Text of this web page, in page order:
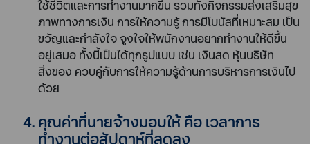
ใช้ชีวิตและการทำงานมากขึ้น รวมทั้งกิจกรรมส่งเสริมสุข
ภาพทางการเงิน การให้ความรู้ การมีโบนัสที่เหมาะสม เป็น
ขวัญและกำลังใจ จูงใจให้พนักงานอยากทำงานให้ดีขึ้น
อยู่เสมอ ทั้งนี้เป็นได้ทุกรูปแบบ เช่น เงินสด หุ้นบริษัท
สิ่งของ ควบคู่กับการให้ความรู้ด้านการบริหารการเงินไป
ด้วย
คุณค่าที่นายจ้างมอบให้ คือ เวลาการ
ทำงานต่อสัปดาห์ที่ลดลง